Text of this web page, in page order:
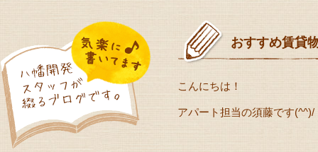
おすすめ賃貸
こんにちは！
アパート担当の須藤です(^^)/